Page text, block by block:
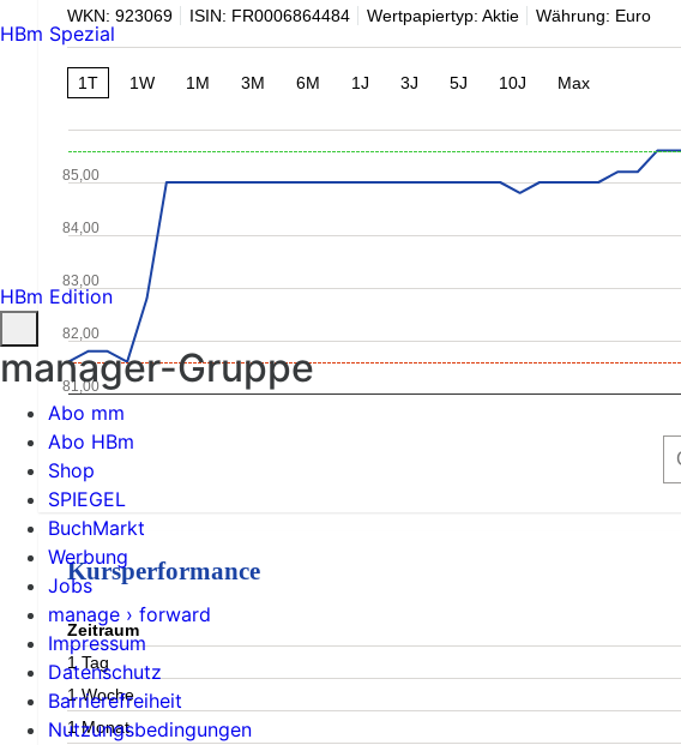
WKN: 923069 ISIN: FR0006864484 Wertpapiertyp: Aktie Währung: Euro
1T 1W 1M 3M 6M 1J 3J 5J 10J Max
82,00
84,00
81,00
83,00
85,00
Kursperformance
Zeitraum
1 Tag
1 Woche
1 Monat
HBm Spezial
HBm Edition
manager-Gruppe
Abo mm
Abo HBm
Shop
SPIEGEL
BuchMarkt
Werbung
Jobs
manage › forward
Impressum
Datenschutz
Barrierefreiheit
Nutzungsbedingungen